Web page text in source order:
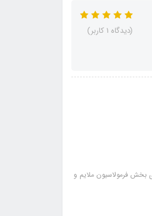
(دیدگاه 1 کاربر)
انرژی بخش فرمولاسیون ملایم و